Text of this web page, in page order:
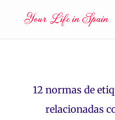
12 normas de
relacionadas